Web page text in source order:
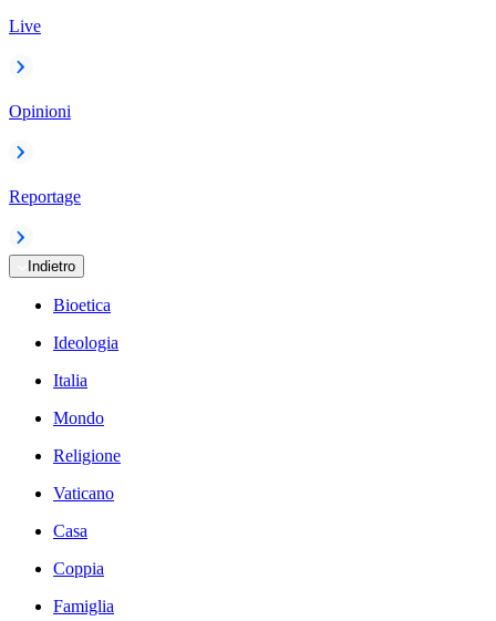
Live
Opinioni
Reportage
Indietro
Bioetica
Ideologia
Italia
Mondo
Religione
Vaticano
Casa
Coppia
Famiglia